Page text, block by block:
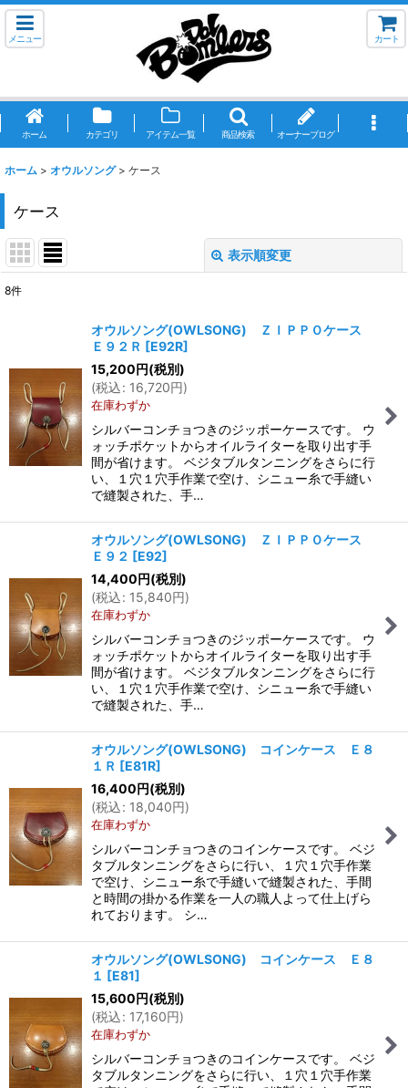
メニュー カート
ホーム カテゴリ アイテム一覧 商品検索 オーナーブログ
ホーム > オウルソング > ケース
ケース
表示順変更
8件
オウルソング(OWLSONG) ＺＩＰＰＯケース
Ｅ９２Ｒ [E92R]
15,200円(税別)
(税込: 16,720円)
在庫わずか
シルバーコンチョつきのジッポーケースです。 ウ
ォッチポケットからオイルライターを取り出す手
間が省けます。 ベジタブルタンニングをさらに行
い、１穴１穴手作業で空け、シニュー糸で手縫い
で縫製された、手…
オウルソング(OWLSONG) ＺＩＰＰＯケース
Ｅ９２ [E92]
14,400円(税別)
(税込: 15,840円)
在庫わずか
シルバーコンチョつきのジッポーケースです。 ウ
ォッチポケットからオイルライターを取り出す手
間が省けます。 ベジタブルタンニングをさらに行
い、１穴１穴手作業で空け、シニュー糸で手縫い
で縫製された、手…
オウルソング(OWLSONG) コインケース Ｅ８
１Ｒ [E81R]
16,400円(税別)
(税込: 18,040円)
在庫わずか
シルバーコンチョつきのコインケースです。 ベジ
タブルタンニングをさらに行い、１穴１穴手作業
で空け、シニュー糸で手縫いで縫製された、手間
と時間の掛かる作業を一人の職人よって仕上げら
れております。 シ…
オウルソング(OWLSONG) コインケース Ｅ８
１ [E81]
15,600円(税別)
(税込: 17,160円)
在庫わずか
シルバーコンチョつきのコインケースです。 ベジ
タブルタンニングをさらに行い、１穴１穴手作業